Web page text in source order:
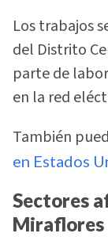
Los trabajos
del Distrito
parte de
en la red
También
en Estados
Sectores
Miraflores